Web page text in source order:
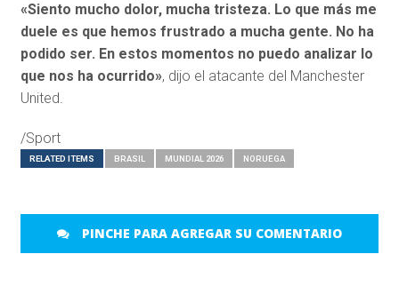
«Siento mucho dolor, mucha tristeza. Lo que más me
duele es que hemos frustrado a mucha gente. No ha
podido ser. En estos momentos no puedo analizar lo
que nos ha ocurrido», dijo el atacante del Manchester
United.
/Sport
RELATED ITEMS BRASIL MUNDIAL 2026 NORUEGA
PINCHE PARA AGREGAR SU COMENTARIO